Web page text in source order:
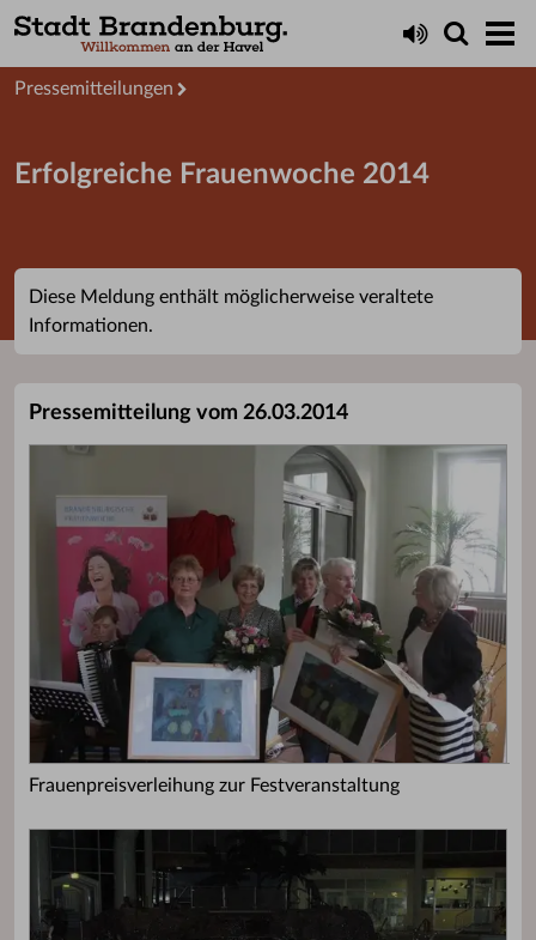
Presseservice
Pressemitteilungen
Erfolgreiche Frauenwoche 2014
Diese Meldung enthält möglicherweise veraltete
Informationen.
Pressemitteilung vom 26.03.2014
Frauenpreisverleihung zur Festveranstaltung